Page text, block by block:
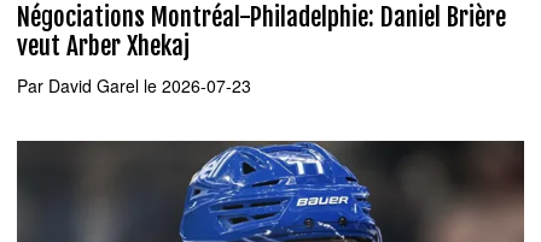
Négociations Montréal-Philadelphie: Daniel Brière
veut Arber Xhekaj
Par David Garel le 2026-07-23